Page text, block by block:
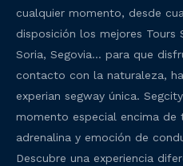
cualquier momento, desde
disposición los mejores Tours
Soria, Segovia… para que
contacto con la naturaleza,
experian segway única.
momento especial encima de
adrenalina y emoción de
Descubre una experiencia